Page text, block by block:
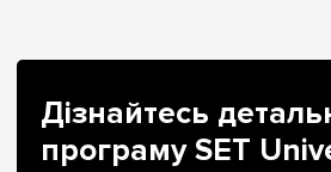
Дізнайтесь
програму SET